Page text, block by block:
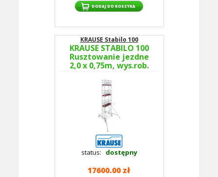
KRAUSE Stabilo 100
KRAUSE STABILO 100
Rusztowanie jezdne
2,0 x 0,75m, wys.rob.
GUARDMATIC Nowa
norma PN EN 1004-1
status: dostępny
17600.00 zł